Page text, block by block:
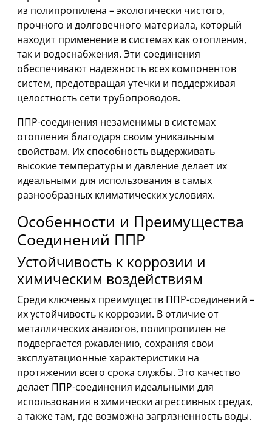
из полипропилена – экологически чистого,
прочного и долговечного материала, который
находит применение в системах как отопления,
так и водоснабжения. Эти соединения
обеспечивают надежность всех компонентов
систем, предотвращая утечки и поддерживая
целостность сети трубопроводов.
ППР-соединения незаменимы в системах
отопления благодаря своим уникальным
свойствам. Их способность выдерживать
высокие температуры и давление делает их
идеальными для использования в самых
разнообразных климатических условиях.
Особенности и Преимущества
Соединений ППР
Устойчивость к коррозии и
химическим воздействиям
Среди ключевых преимуществ ППР-соединений –
их устойчивость к коррозии. В отличие от
металлических аналогов, полипропилен не
подвергается ржавлению, сохраняя свои
эксплуатационные характеристики на
протяжении всего срока службы. Это качество
делает ППР-соединения идеальными для
использования в химически агрессивных средах,
а также там, где возможна загрязненность воды.